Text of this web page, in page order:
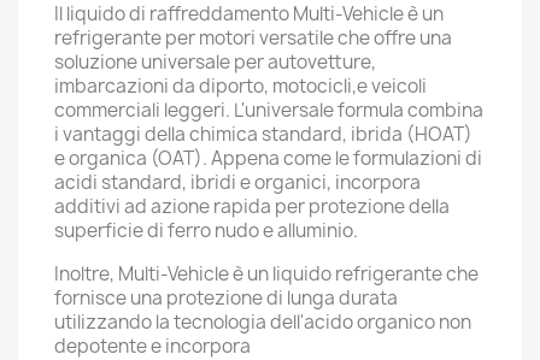
Il liquido di raffreddamento Multi-Vehicle è un
refrigerante per motori versatile che offre una
soluzione universale per autovetture,
imbarcazioni da diporto, motocicli,e veicoli
commerciali leggeri. L'universale formula combina
i vantaggi della chimica standard, ibrida (HOAT)
e organica (OAT). Appena come le formulazioni di
acidi standard, ibridi e organici, incorpora
additivi ad azione rapida per protezione della
superficie di ferro nudo e alluminio.
Inoltre, Multi-Vehicle è un liquido refrigerante che
fornisce una protezione di lunga durata
utilizzando la tecnologia dell'acido organico non
depotente e incorpora